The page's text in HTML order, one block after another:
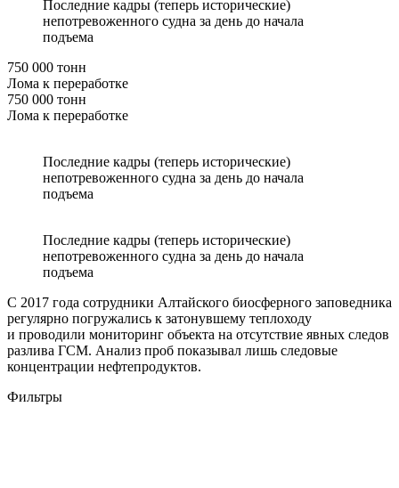
Последние кадры (теперь исторические)
непотревоженного судна за день до начала
подъема
750 000 тонн
Лома к переработке
750 000 тонн
Лома к переработке
Последние кадры (теперь исторические)
непотревоженного судна за день до начала
подъема
Последние кадры (теперь исторические)
непотревоженного судна за день до начала
подъема
С 2017 года сотрудники Алтайского биосферного заповедника
регулярно погружались к затонувшему теплоходу
и проводили мониторинг объекта на отсутствие явных следов
разлива ГСМ. Анализ проб показывал лишь следовые
концентрации нефтепродуктов.
Фильтры